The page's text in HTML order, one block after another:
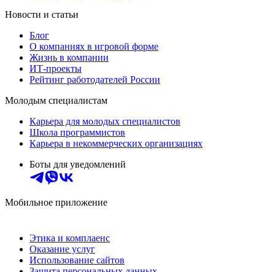
Новости и статьи
Блог
О компаниях в игровой форме
Жизнь в компании
ИТ-проекты
Рейтинг работодателей России
Молодым специалистам
Карьера для молодых специалистов
Школа программистов
Карьера в некоммерческих организациях
Боты для уведомлений
Мобильное приложение
Этика и комплаенс
Оказание услуг
Использование сайтов